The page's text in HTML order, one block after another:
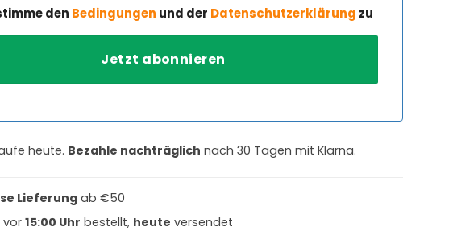
den Bedingungen und der Datenschutzerklärung zu
heute. Bezahle nachträglich nach 30 Tagen mit Klarna.
Lieferungab €50
vor15:00 Uhr bestellt, heute versendet